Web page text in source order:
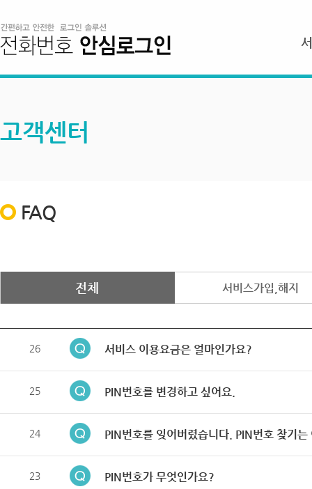
고객센터
FAQ
전체 서비스가입,해지
26 서비스 이용요금은 얼마인가요?
25 PIN번호를 변경하고 싶어요.
24 PIN번호를 잊어버렸습니다. PIN번호 찾기는
23 PIN번호가 무엇인가요?